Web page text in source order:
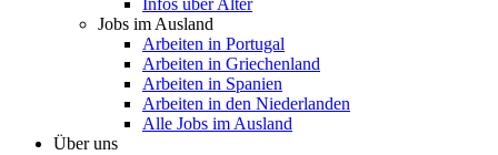
Infos über Alter
Jobs im Ausland
Arbeiten in Portugal
Arbeiten in Griechenland
Arbeiten in Spanien
Arbeiten in den Niederlanden
Alle Jobs im Ausland
Über uns